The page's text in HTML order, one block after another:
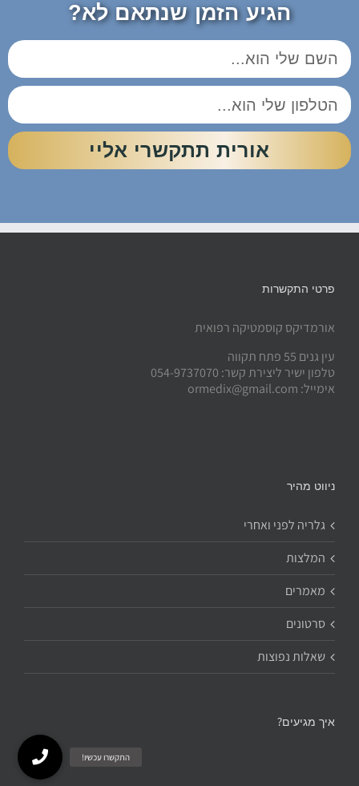
הגיע הזמן שנתאם לא?
אורית תתקשרי אליי
פרטי התקשרות
אורמדיקס קוסמטיקה רפואית
עין גנים 55 פתח תקווה
טלפון ישיר ליצירת קשר: 054-9737070
אימייל: ormedix@gmail.com
ניווט מהיר
גלריה לפני ואחרי
המלצות
מאמרים
סרטונים
שאלות נפוצות
איך מגיעים?